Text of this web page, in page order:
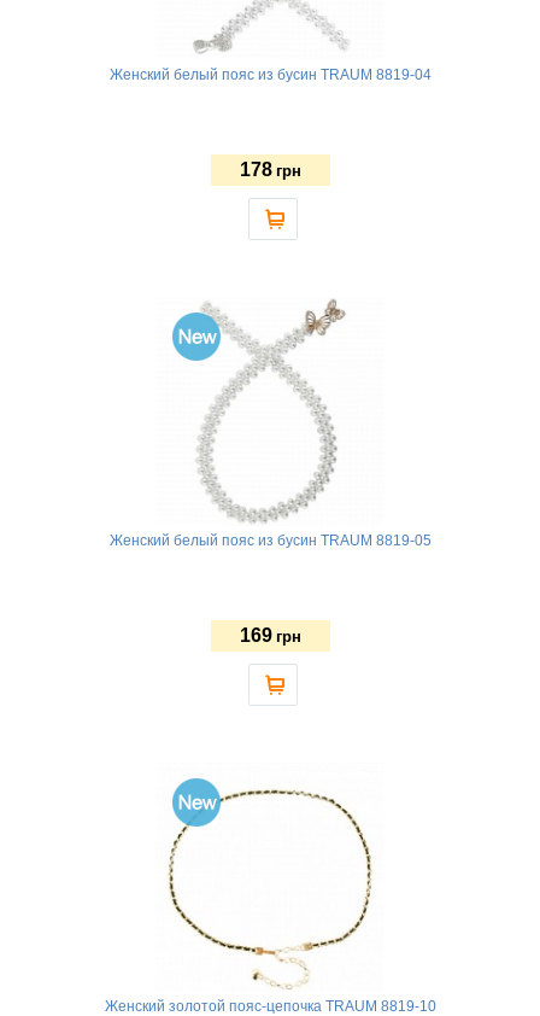
Женский белый пояс из бусин TRAUM 8819-04
178 грн
Женский белый пояс из бусин TRAUM 8819-05
169 грн
Женский золотой пояс-цепочка TRAUM 8819-10